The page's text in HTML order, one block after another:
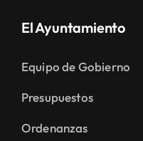
El Ayuntamiento
Equipo de Gobierno
Presupuestos
Ordenanzas